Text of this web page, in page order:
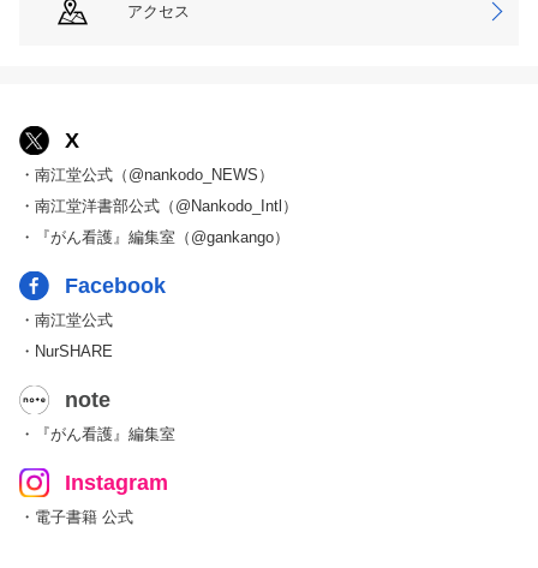
アクセス
X
・南江堂公式（@nankodo_NEWS）
・南江堂洋書部公式（@Nankodo_Intl）
・『がん看護』編集室（@gankango）
Facebook
・南江堂公式
・NurSHARE
note
・『がん看護』編集室
Instagram
・電子書籍 公式